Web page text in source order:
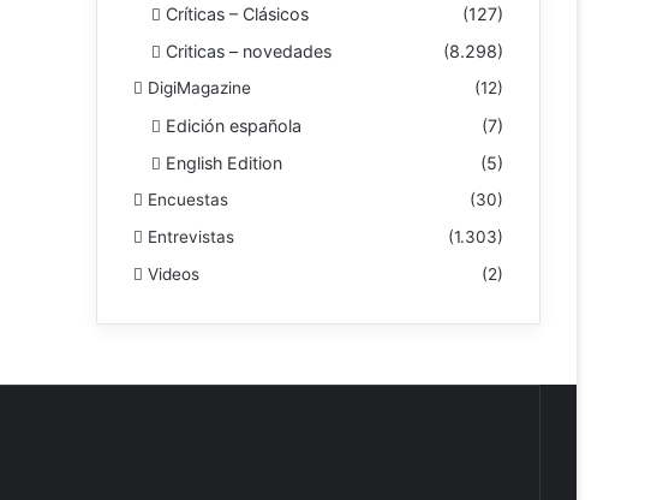
Críticas – Clásicos
(127)
Criticas – novedades
(8.298)
DigiMagazine (12)
Edición española
(7)
English Edition
(5)
Encuestas
(30)
Entrevistas
(1.303)
Videos
(2)